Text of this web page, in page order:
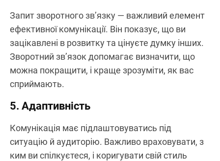
Запит зворотного зв’язку — важливий елемент
ефективної комунікації. Він показує, що ви
зацікавлені в розвитку та цінуєте думку інших.
Зворотний зв’язок допомагає визначити, що
можна покращити, і краще зрозуміти, як вас
сприймають.
5. Адаптивність
Комунікація має підлаштовуватись під
ситуацію й аудиторію. Важливо враховувати, з
ким ви спілкуєтеся, і коригувати свій стиль